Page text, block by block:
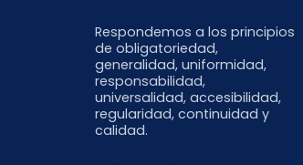
Respondemos a los principios
de obligatoriedad,
generalidad, uniformidad,
responsabilidad,
universalidad, accesibilidad,
regularidad, continuidad y
calidad.